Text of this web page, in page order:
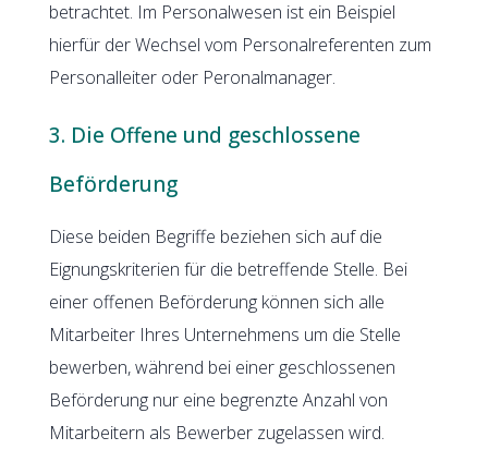
betrachtet. Im Personalwesen ist ein Beispiel
hierfür der Wechsel vom Personalreferenten zum
Personalleiter oder Peronalmanager.
3. Die Offene und geschlossene
Beförderung
Diese beiden Begriffe beziehen sich auf die
Eignungskriterien für die betreffende Stelle. Bei
einer offenen Beförderung können sich alle
Mitarbeiter Ihres Unternehmens um die Stelle
bewerben, während bei einer geschlossenen
Beförderung nur eine begrenzte Anzahl von
Mitarbeitern als Bewerber zugelassen wird.